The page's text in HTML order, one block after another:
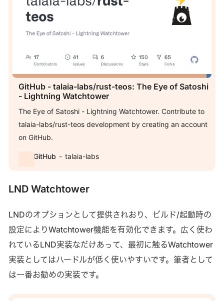
GitHub - talaia-labs/rust-teos: The Eye of Satoshi
- Lightning Watchtower
The Eye of Satoshi - Lightning Watchtower. Contribute to
talaia-labs/rust-teos development by creating an account
on GitHub.
GitHub talaia-labs
LND Watchtower
LNDのオプションとして提供されおり、ビルド/起動時の
設定によりWatchtower機能を有効化できます。広く使わ
れているLND実装なだけあって、最初に触るWatchtower
実装としてはハードルが低く使いやすいです。筆者として
は一番お勧めの実装です。